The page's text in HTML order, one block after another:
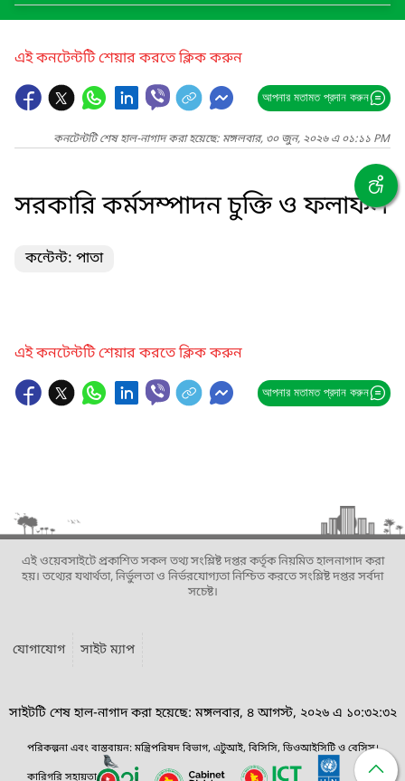
এই কনটেন্টটি শেয়ার করতে ক্লিক করুন
আপনার মতামত প্রদান করুন
কনটেন্টটি শেষ হাল-নাগাদ করা হয়েছে: মঙ্গলবার, ৩০ জুন, ২০২৬ এ ০১:১১ PM
সরকারি কর্মসম্পাদন চুক্তি ও ফলাফল
কন্টেন্ট: পাতা
এই কনটেন্টটি শেয়ার করতে ক্লিক করুন
আপনার মতামত প্রদান করুন
এই ওয়েবসাইটে প্রকাশিত সকল তথ্য সংশ্লিষ্ট দপ্তর কর্তৃক নিয়মিত হালনাগাদ করা
হয়। তথ্যের যথার্থতা, নির্ভুলতা ও নির্ভরযোগ্যতা নিশ্চিত করতে সংশ্লিষ্ট দপ্তর সর্বদা
সচেষ্ট।
যোগাযোগ সাইট ম্যাপ
সাইটটি শেষ হাল-নাগাদ করা হয়েছে: মঙ্গলবার, ৪ আগস্ট, ২০২৬ এ ১০:৩২:৩২
পরিকল্পনা এবং বাস্তবায়ন: মন্ত্রিপরিষদ বিভাগ, এটুআই, বিসিসি, ডিওআইসিটি ও বেসিস।
কারিগরি সহায়তা